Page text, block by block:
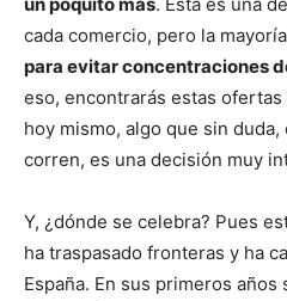
cada comercio, pero la
para evitar concentraciones
eso, encontrarás estas
hoy mismo, algo que sin
corren, es una decisión muy
Y, ¿dónde se celebra? Pues
ha traspasado fronteras y ha
España. En sus primeros